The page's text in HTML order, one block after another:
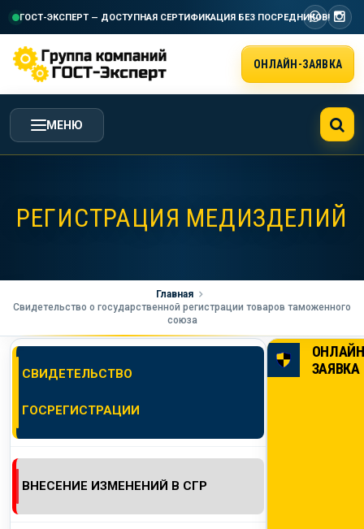
ГОСТ-ЭКСПЕРТ — ДОСТУПНАЯ СЕРТИФИКАЦИЯ БЕЗ ПОСРЕДНИКОВ!
ОНЛАЙН-ЗАЯВКА
МЕНЮ
УСЛУГИ ГК ГОСТ-ЭКСПЕРТ
СТОИМОСТЬ РАБОТ
НАША КОМПАНИЯ
КОНТАКТЫ
РЕГИСТРАЦИЯ МЕДИЗДЕЛИЙ
Главная
Свидетельство о государственной регистрации товаров таможенного
союза
СВИДЕТЕЛЬСТВО
ГОСРЕГИСТРАЦИИ
ВНЕСЕНИЕ ИЗМЕНЕНИЙ В СГР
ОНЛАЙН
ЗАЯВКА